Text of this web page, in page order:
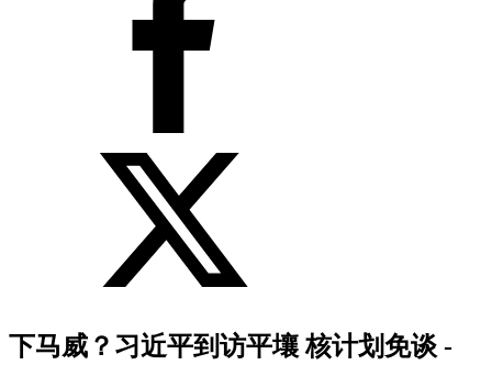
下马威？习近平到访平壤 核计划免谈 -